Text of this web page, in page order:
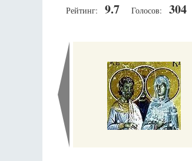
Рейтинг: 9.7 Голосов: 304